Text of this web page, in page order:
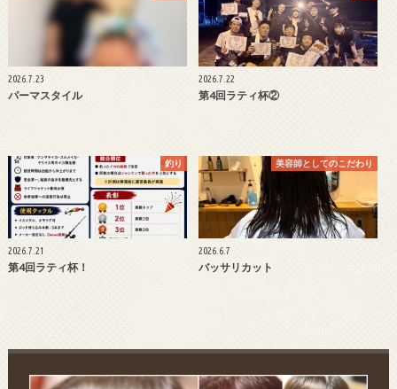
2026.7.23
パーマスタイル
2026.7.22
第4回ラティ杯②
釣り
2026.7.21
第4回ラティ杯！
美容師としてのこだわり
2026.6.7
バッサリカット